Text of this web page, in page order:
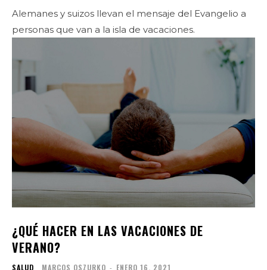
Alemanes y suizos llevan el mensaje del Evangelio a
personas que van a la isla de vacaciones.
¿QUÉ HACER EN LAS VACACIONES DE
VERANO?
SALUD MARCOS OSZURKO - ENERO 16, 2021